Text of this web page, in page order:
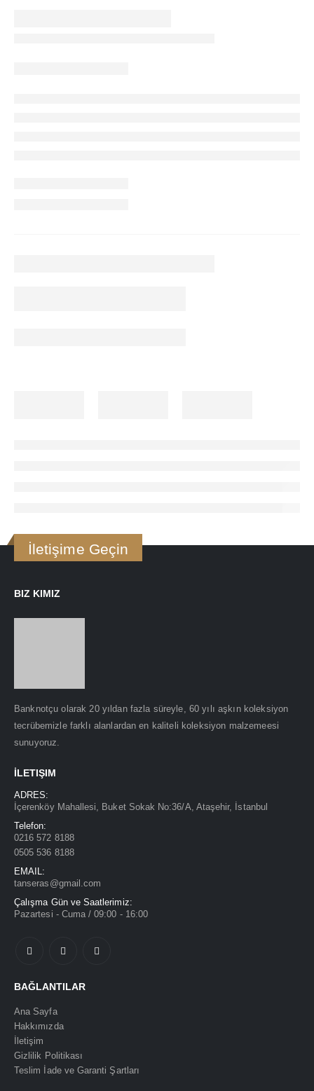
İletişime Geçin
BIZ KIMIZ
Banknotçu olarak 20 yıldan fazla süreyle, 60 yılı aşkın koleksiyon
tecrübemizle farklı alanlardan en kaliteli koleksiyon malzemeesi
sunuyoruz.
İLETIŞIM
ADRES:
İçerenköy Mahallesi, Buket Sokak No:36/A, Ataşehir, İstanbul
Telefon:
0216 572 8188
0505 536 8188
EMAIL:
tanseras@gmail.com
Çalışma Gün ve Saatlerimiz:
Pazartesi - Cuma / 09:00 - 16:00
BAĞLANTILAR
Ana Sayfa
Hakkımızda
İletişim
Gizlilik Politikası
Teslim İade ve Garanti Şartları